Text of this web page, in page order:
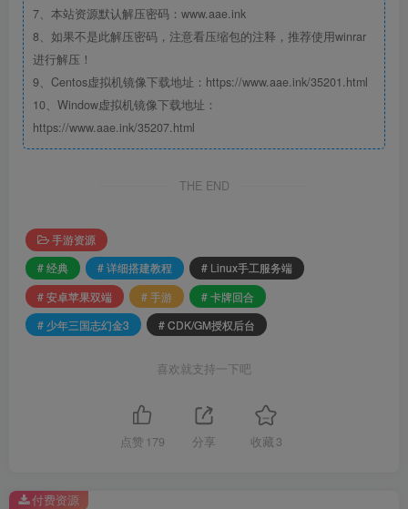
7、本站资源默认解压密码：www.aae.ink
8、如果不是此解压密码，注意看压缩包的注释，推荐使用winrar
进行解压！
9、Centos虚拟机镜像下载地址：https://www.aae.ink/35201.html
10、Window虚拟机镜像下载地址：
https://www.aae.ink/35207.html
THE END
手游资源
# 经典
# 详细搭建教程
# Linux手工服务端
# 安卓苹果双端
# 手游
# 卡牌回合
# 少年三国志幻金3
# CDK/GM授权后台
喜欢就支持一下吧
点赞 179 分享 收藏 3
付费资源